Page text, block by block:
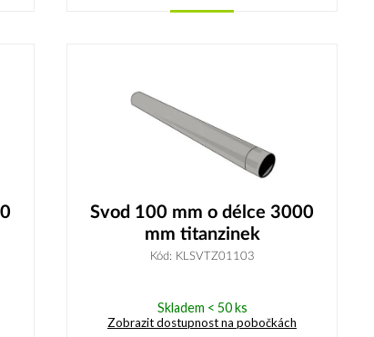
Svod 100 mm o délce 3000
mm titanzinek
Kód: KLSVTZ01103
Skladem < 50 ks
Zobrazit dostupnost na pobočkách